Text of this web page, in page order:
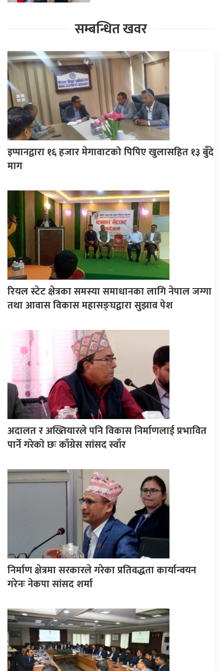
सम्बन्धित खवर
इप्पानद्वारा १६ हजार मेगावाटको पिपिए खुलासहित १३ बुँदे
माग
रियल स्टेट क्षेत्रका समस्या समाधानका लागि नेपाल जग्गा
तथा आवास विकास महासङ्घद्वारा सुझाव पेश
अदालत र अख्तियारले पनि विकास निर्माणलाई प्रभावित
पार्ने गरेकाे छः काँग्रेस सांसद स्वाँर
निर्माण क्षेत्रमा सरकारले गरेका प्रतिवद्धता कार्यान्वयन
गरेनः नेकपा सांसद शर्मा